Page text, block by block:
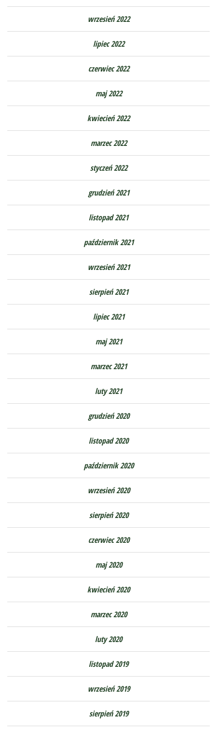
wrzesień 2022
lipiec 2022
czerwiec 2022
maj 2022
kwiecień 2022
marzec 2022
styczeń 2022
grudzień 2021
listopad 2021
październik 2021
wrzesień 2021
sierpień 2021
lipiec 2021
maj 2021
marzec 2021
luty 2021
grudzień 2020
listopad 2020
październik 2020
wrzesień 2020
sierpień 2020
czerwiec 2020
maj 2020
kwiecień 2020
marzec 2020
luty 2020
listopad 2019
wrzesień 2019
sierpień 2019